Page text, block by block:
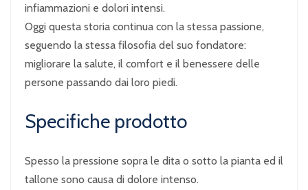
infiammazioni e dolori intensi.
Oggi questa storia continua con la stessa passione,
seguendo la stessa filosofia del suo fondatore:
migliorare la salute, il comfort e il benessere delle
persone passando dai loro piedi.
Specifiche prodotto
Spesso la pressione sopra le dita o sotto la pianta ed il
tallone sono causa di dolore intenso.